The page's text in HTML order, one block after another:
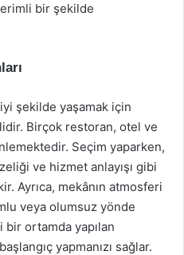
bir şekilde
şekilde yaşamak için
Birçok restoran, otel ve
Seçim yaparken,
ve hizmet anlayışı gibi
Ayrıca, mekânın atmosferi
veya olumsuz yönde
ortamda yapılan
yapmanızı sağlar.